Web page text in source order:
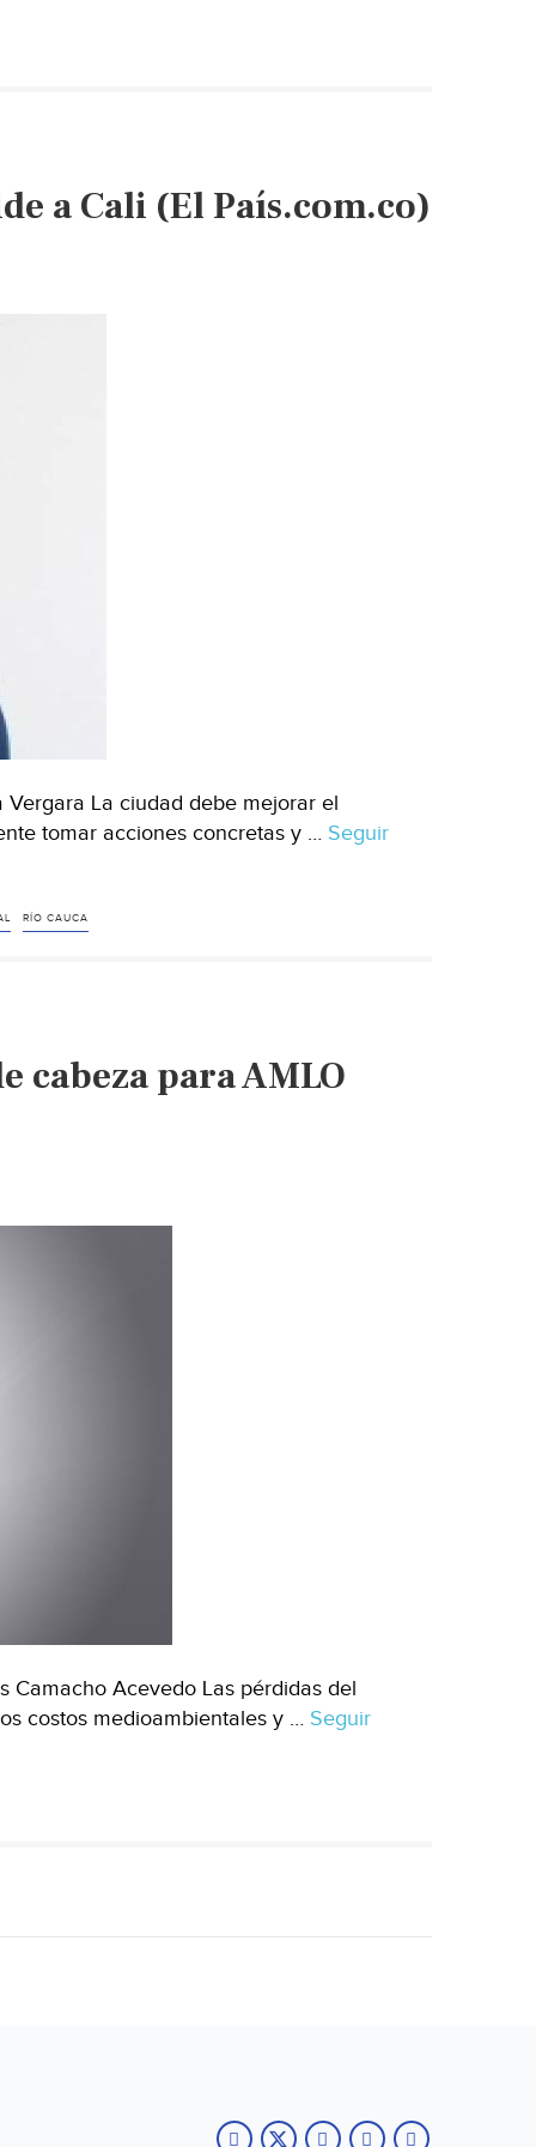
a Cali (El País.com.co)
Vergara La ciudad debe mejorar el
tomar acciones concretas y … Seguir
RÍO CAUCA
cabeza para AMLO
Camacho Acevedo Las pérdidas del
costos medioambientales y … Seguir